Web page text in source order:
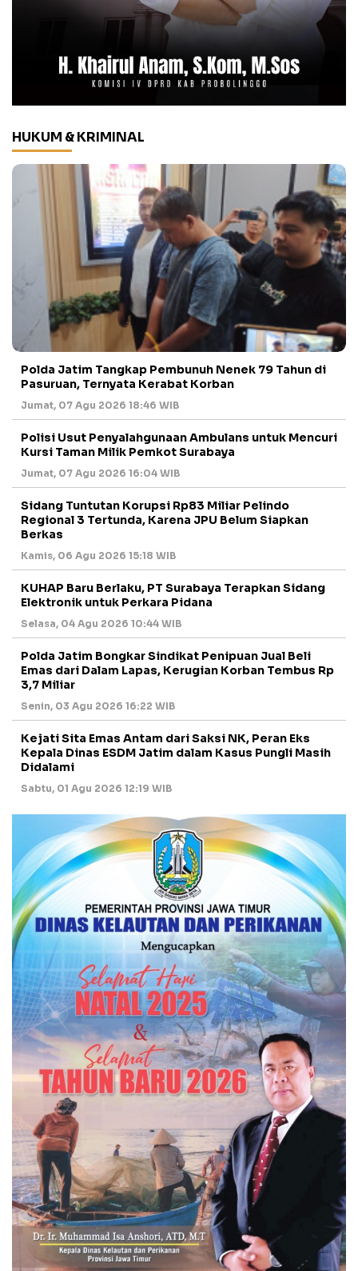
HUKUM & KRIMINAL
Polda Jatim Tangkap Pembunuh Nenek 79 Tahun di
Pasuruan, Ternyata Kerabat Korban
Jumat, 07 Agu 2026 18:46 WIB
Polisi Usut Penyalahgunaan Ambulans untuk Mencuri
Kursi Taman Milik Pemkot Surabaya
Jumat, 07 Agu 2026 16:04 WIB
Sidang Tuntutan Korupsi Rp83 Miliar Pelindo
Regional 3 Tertunda, Karena JPU Belum Siapkan
Berkas
Kamis, 06 Agu 2026 15:18 WIB
KUHAP Baru Berlaku, PT Surabaya Terapkan Sidang
Elektronik untuk Perkara Pidana
Selasa, 04 Agu 2026 10:44 WIB
Polda Jatim Bongkar Sindikat Penipuan Jual Beli
Emas dari Dalam Lapas, Kerugian Korban Tembus Rp
3,7 Miliar
Senin, 03 Agu 2026 16:22 WIB
Kejati Sita Emas Antam dari Saksi NK, Peran Eks
Kepala Dinas ESDM Jatim dalam Kasus Pungli Masih
Didalami
Sabtu, 01 Agu 2026 12:19 WIB